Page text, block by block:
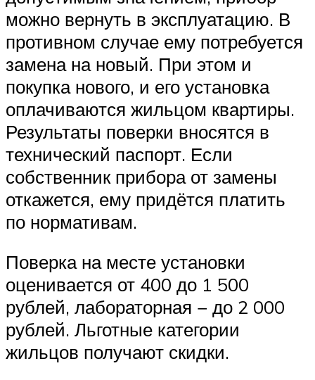
можно вернуть в эксплуатацию. В
противном случае ему потребуется
замена на новый. При этом и
покупка нового, и его установка
оплачиваются жильцом квартиры.
Результаты поверки вносятся в
технический паспорт. Если
собственник прибора от замены
откажется, ему придётся платить
по нормативам.
Поверка на месте установки
оценивается от 400 до 1 500
рублей, лабораторная − до 2 000
рублей. Льготные категории
жильцов получают скидки.